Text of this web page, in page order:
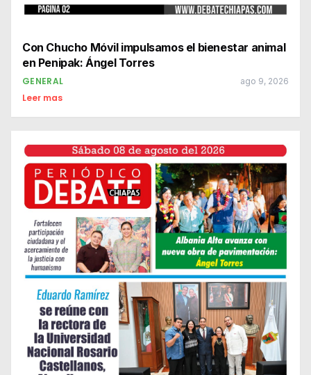
Con Chucho Móvil impulsamos el bienestar animal
en Penipak: Ángel Torres
GENERAL ago 9, 2026
Leer mas